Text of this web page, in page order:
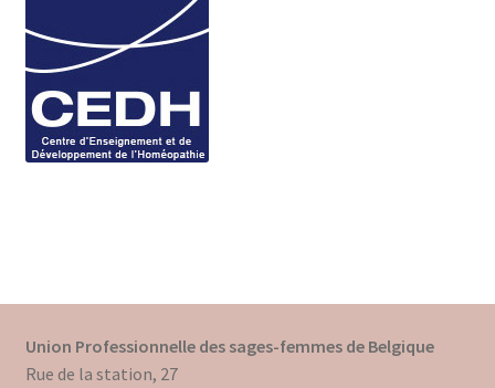
Union Professionnelle des sages-femmes de Belgique
Rue de la station, 27